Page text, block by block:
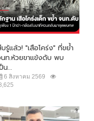
รู้แล้ว! "เสือโคร่ง" ที่ขย้ำ
ท.ห้วยขาแข้งดับ พบ
น...
6 สิงหาคม 2569